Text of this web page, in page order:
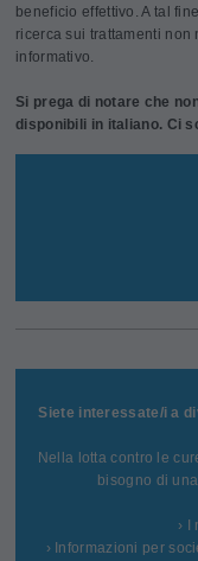
beneficio effettivo. A tal
ricerca sui trattamenti
informativo.
Si prega di notare che
disponibili in italiano. Ci
Siete interessate/i a
Nella lotta contro le
bisogno di
› I
› Informazioni per